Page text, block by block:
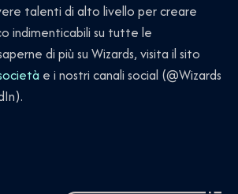
talenti di alto livello per creare
indimenticabili su tutte le
di più su Wizards, visita il sito
e i nostri canali social (@Wizards